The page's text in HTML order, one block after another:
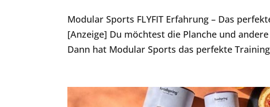
Modular Sports FLYFIT Erfahrung – Das
[Anzeige] Du möchtest die Planche und
Dann hat Modular Sports das perfekte